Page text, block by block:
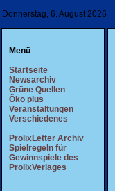
Donnerstag, 6. August 2026
Menü
Startseite
Newsarchiv
Grüne Quellen
Öko plus
Veranstaltungen
Verschiedenes
ProlixLetter Archiv
Spielregeln für
Gewinnspiele des
ProlixVerlages